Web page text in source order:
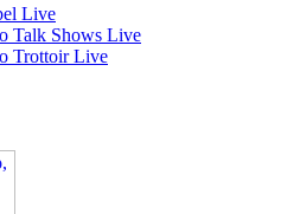
Live
Talk Shows Live
Trottoir Live